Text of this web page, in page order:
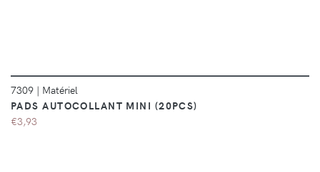
7309 | Matériel
PADS AUTOCOLLANT MINI (20PCS)
€3,93